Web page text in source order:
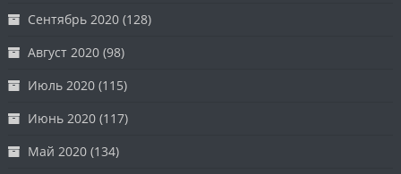
Сентябрь 2020 (128)
Август 2020 (98)
Июль 2020 (115)
Июнь 2020 (117)
Май 2020 (134)